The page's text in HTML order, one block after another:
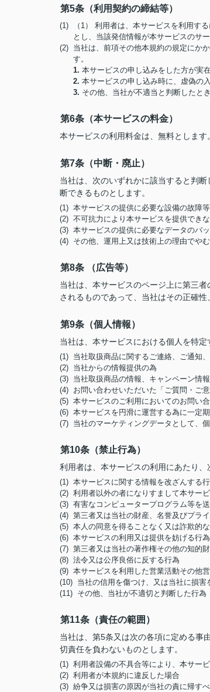
第5条（利用契約の締結等）
(1) （1） 利用者は、本サービスを利用す
とし、当該発信情報が本サービスのサ
(2) 当社は、前項その他本規約の規定にか
す。
1. 本サービスの申し込みをした方が実
2. 本サービスの申し込み時に、虚偽の
3. その他、当社が不適当と判断したとき
第6条（本サービスの料金）
本サービスの利用料金は、無料とします。
第7条（中断・廃止）
当社は、次のいずれかに該当すると判
断できるものとします。
(1) 本サービスの提供に必要な設備の故障
(2) 不可抗力により本サービスを提供でき
(3) 本サービスの提供に必要なデータのバ
(4) その他、運用上又は技術上の理由でや
第8条 （広告等）
当社は、本サービスのページ上に第三
されるものであって、当社はその正確
第9条（個人情報）
当社は、本サービスにおける個人を特
(1) 当社取扱商品に関するご連絡、ご通知
(2) 当社からの情報提供の為
(3) 当社取扱商品の情報、キャンペーン情
(4) お問い合わせいただいた「ご質問・ご
(5) 本サービスのご利用においてのお問い
(6) 本サービスを円滑に運営する為に一定
(7) 当社のマーケティングデータとして、
第10条（禁止行為）
利用者は、本サービスの利用にあたり
(1) 本サービスに関する情報を改ざんする
(2) 利用者以外の者になりすまして本サー
(3) 有害なコンピュータープログラム等を
(4) 第三者又は当社の財産、名誉及びプラ
(5) 本人の同意を得ることなく又は詐欺的
(6) 本サービスの利用又は提供を妨げる行為
(7) 第三者又は当社の著作権その他の知的
(8) 法令又は公序良俗に反する行為
(9) 本サービスを利用した営業活動その他
(10) 当社の信用を傷つけ、又は当社に損害
(11) その他、当社が不適切と判断した行為
第11条（責任の範囲）
当社は、第5条又は次の各項に定める事
切責任を負わないものとします。
(1) 利用者設備の不具合等により、本サー
(2) 利用者が本規約に違反した場合
(3) 紛争又は損害の原因が当社の責に帰す